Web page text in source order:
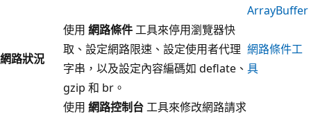
ArrayBuffer
網路狀況
使用 網路條件工具來停用瀏覽器快
取、設定網路限速、設定使用者代理
字串，以及設定內容編碼如 deflate、
gzip 和 br。
網路條件工
具
使用 網路控制台工具來修改網路請求